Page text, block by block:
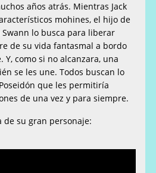
años atrás. Mientras Jack
mohines, el hijo de
lo busca para liberar
de su vida fantasmal a bordo
Y, como si no alcanzara, una
se les une. Todos buscan lo
que les permitiría
de una vez y para siempre.
de su gran personaje: